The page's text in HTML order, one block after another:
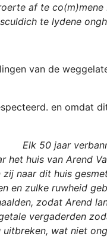
af te
sculdich te lydene
van de
en omdat
Elk 50 jaar
het huis van Arend
naar dit huis
en zulke ruwheid
zodat Arend
vergaderden
wat niet